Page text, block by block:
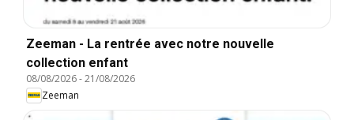
Zeeman - La rentrée avec notre nouvelle
collection enfant
08/08/2026-21/08/2026
Zeeman